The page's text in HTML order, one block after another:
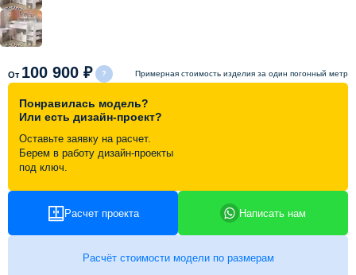
Акции и скидки
Портфолио
Статьи
Контакты
От 100 900 ₽ Примерная стоимость изделия за один погонный метр
Понравилась модель?
Или есть дизайн-проект?
Оставьте заявку на расчет.
Берем в работу дизайн-проекты
под ключ.
Расчет проекта Написать нам
Расчёт стоимости модели по размерам